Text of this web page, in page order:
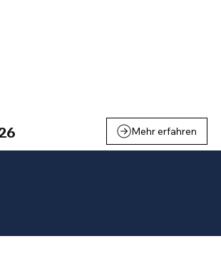
Mehr erfahren